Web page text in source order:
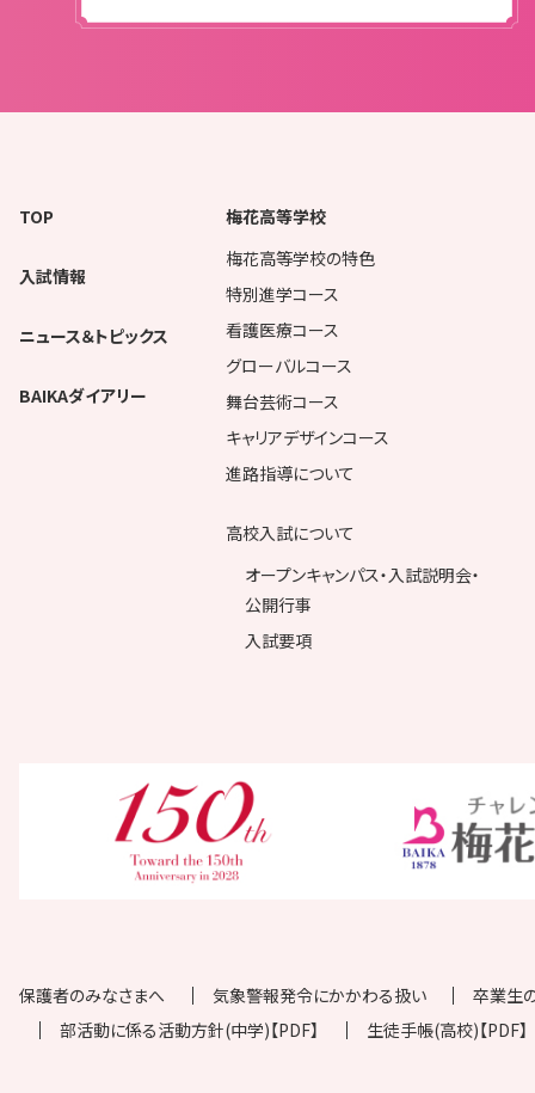
TOP
入試情報
ニュース＆トピックス
BAIKAダイアリー
梅花高等学校
梅花高等学校の特色
特別進学コース
看護医療コース
グローバルコース
舞台芸術コース
キャリアデザインコース
進路指導について
高校入試について
オープンキャンパス・入試説明会・
公開行事
入試要項
保護者のみなさまへ 気象警報発令にかかわる扱い
卒業生
部活動に係る活動方針(中学)【PDF】
生徒手帳(高校)【PDF】